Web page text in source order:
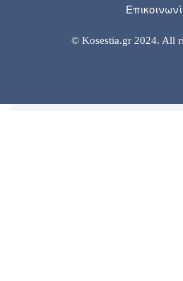
© Kosestia.gr 2024. All